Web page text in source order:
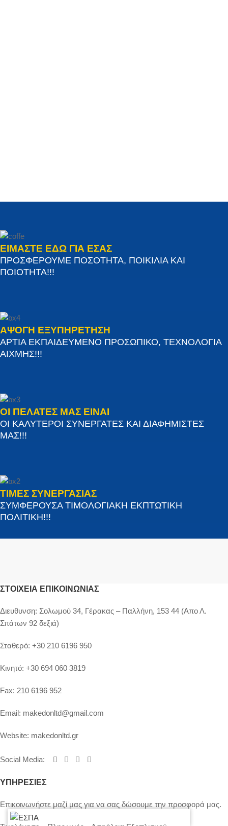
ΕΙΜΑΣΤΕ ΕΔΩ ΓΙΑ ΕΣΑΣ
ΠΡΟΣΦΕΡΟΥΜΕ ΠΟΣΟΤΗΤΑ, ΠΟΙΚΙΛΙΑ ΚΑΙ
ΠΟΙΟΤΗΤΑ!!!
ΑΨΟΓΗ ΕΞΥΠΗΡΕΤΗΣΗ
ΑΡΤΙΑ ΕΚΠΑΙΔΕΥΜΕΝΟ ΠΡΟΣΩΠΙΚΟ, ΤΕΧΝΟΛΟΓΙΑ
ΑΙΧΜΗΣ!!!
ΟΙ ΠΕΛΑΤΕΣ ΜΑΣ ΕΙΝΑΙ
ΟΙ ΚΑΛΥΤΕΡΟΙ ΣΥΝΕΡΓΑΤΕΣ ΚΑΙ ΔΙΑΦΗΜΙΣΤΕΣ
ΜΑΣ!!!
ΤΙΜΕΣ ΣΥΝΕΡΓΑΣΙΑΣ
ΣΥΜΦΕΡΟΥΣΑ ΤΙΜΟΛΟΓΙΑΚΗ ΕΚΠΤΩΤΙΚΗ
ΠΟΛΙΤΙΚΗ!!!
ΣΤΟΙΧΕΊΑ ΕΠΙΚΟΙΝΩΝΊΑΣ
Διευθυνση: Σολωμού 34, Γέρακας – Παλλήνη, 153 44 (Απο Λ.
Σπάτων 92 δεξιά)
Σταθερό: +30 210 6196 950
Κινητό: +30 694 060 3819
Fax: 210 6196 952
Email: makedonltd@gmail.com
Website: makedonltd.gr
Social Media:
ΥΠΗΡΕΣΙΕΣ
Επικοινωνήστε μαζί μας για να σας δώσουμε την προσφορά μας.